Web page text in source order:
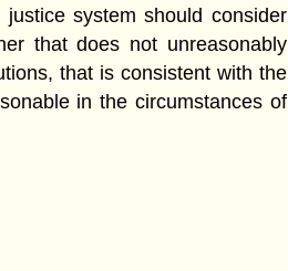
system should consider
that does not unreasonably
that is consistent with the
in the circumstances of